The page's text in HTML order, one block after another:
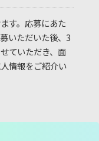
す。応募にあた
いただいた後、3
ていただき、面
情報をご紹介い